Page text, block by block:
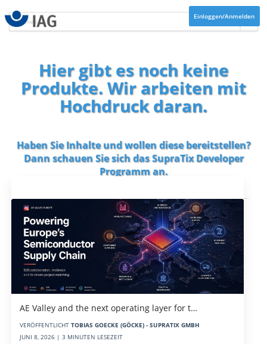
Einloggen/Anmelden
Hier gibt es noch keine
Produkte. Wir arbeiten mit
Hochdruck daran.
Haben Sie Inhalte und wollen diese bereitstellen?
Dann schauen Sie sich dasSupraTix Developer
Programman.
AE Valley and the next operating layer for t…
VERÖFFENTLICHT TOBIAS GOECKE (GÖCKE) - SUPRATIX GMBH
JUNI 8, 2026 | 3 MINUTEN LESEZEIT